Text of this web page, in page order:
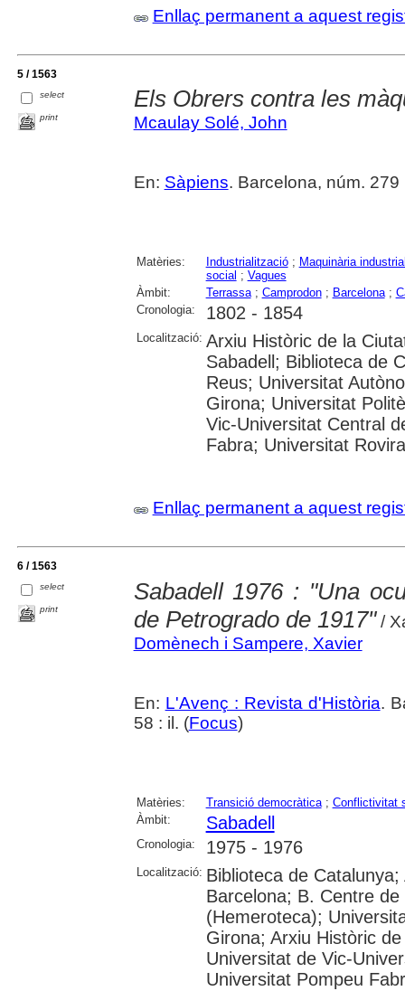
Enllaç permanent a aquest
5 / 1563
select
print
Els Obrers contra les
Mcaulay Solé, John
En: Sàpiens. Barcelona, núm.
Matèries: Industrialització; Maquinària
social ; Vagues
Àmbit:
Terrassa; Camprodon; Barcelona;
Cronologia:
1802 - 1854
Localització: Arxiu Històric de la
Sabadell; Biblioteca de
Reus; Universitat
Girona; Universitat
Vic-Universitat Central
Fabra; Universitat
Enllaç permanent a aquest
6 / 1563
select
print
Sabadell 1976 : "Una
de Petrogrado de 1917"/
Domènech i Sampere, Xavier
En: L'Avenç : Revista d'Història.
58 : il. (Focus)
Matèries: Transició democràtica; Conflictivitat
Àmbit:
Sabadell
Cronologia: 1975 - 1976
Localització: Biblioteca de
Barcelona; B. Centre
(Hemeroteca);
Girona; Arxiu Històric
Universitat de Vic-
Universitat Pompeu